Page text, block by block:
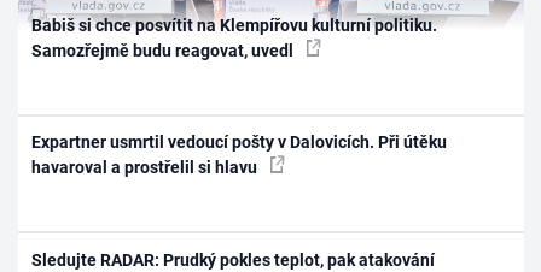
Babiš si chce posvítit na Klempířovu kulturní politiku.
Samozřejmě budu reagovat, uvedl
Expartner usmrtil vedoucí pošty v Dalovicích. Při útěku
havaroval a prostřelil si hlavu
Sledujte RADAR: Prudký pokles teplot, pak atakování